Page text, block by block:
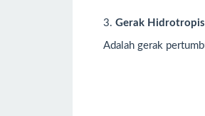
3. Gerak
Adalah gerak